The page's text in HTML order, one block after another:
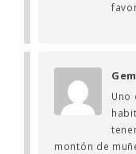
Uno
montón de